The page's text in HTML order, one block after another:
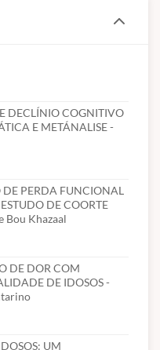
DECLÍNIO COGNITIVO
E METÁNALISE -
DE PERDA FUNCIONAL
DE COORTE
Bou Khazaal
DE DOR COM
DE IDOSOS -
UM